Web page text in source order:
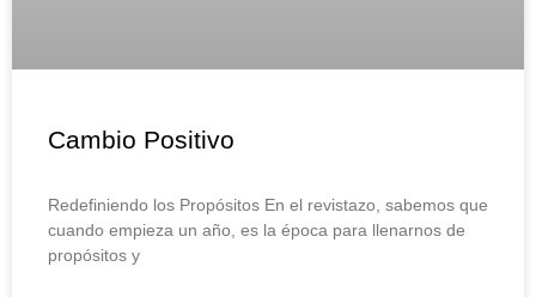
Cambio Positivo
Redefiniendo los Propósitos En el revistazo, sabemos que
cuando empieza un año, es la época para llenarnos de
propósitos y